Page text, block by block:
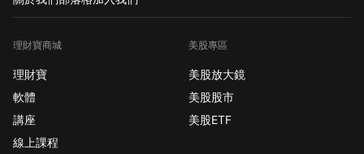
理財寶商城
理財寶
軟體
講座
線上課程
美股專區
美股放大鏡
美股股市
美股ETF